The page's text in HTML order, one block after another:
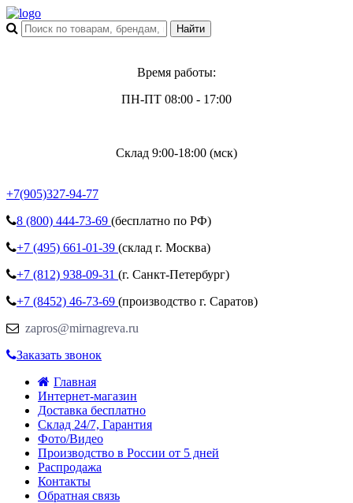
Время работы:
ПН-ПТ 08:00 - 17:00
Склад 9:00-18:00 (мск)
+7(905)327-94-77
8 (800) 444-73-69 (бесплатно по РФ)
+7 (495) 661-01-39 (склад г. Москва)
+7 (812) 938-09-31 (г. Санкт-Петербург)
+7 (8452) 46-73-69 (производство г. Саратов)
zapros@mirnagreva.ru
Заказать звонок
Главная
Интернет-магазин
Доставка бесплатно
Склад 24/7, Гарантия
Фото/Видео
Производство в России от 5 дней
Распродажа
Контакты
Обратная связь